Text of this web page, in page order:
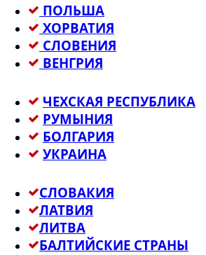
ПОЛЬША
ХОРВАТИЯ
СЛОВЕНИЯ
ВЕНГРИЯ
ЧЕХСКАЯ РЕСПУБЛИКА
РУМЫНИЯ
БОЛГАРИЯ
УКРАИНА
СЛОВАКИЯ
ЛАТВИЯ
ЛИТВА
БАЛТИЙСКИЕ СТРАНЫ